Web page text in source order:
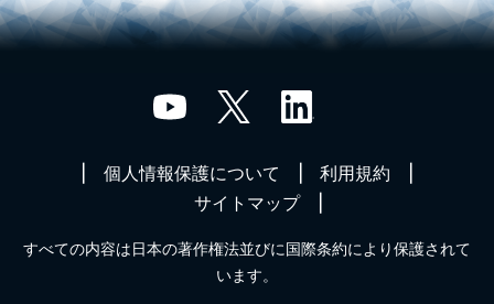
個人情報保護について
利用規約
サイトマップ
すべての内容は日本の著作権法並びに国際条約により保護されて
います。